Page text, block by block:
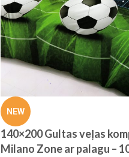
NEW
140×200 Gultas veļas
Milano Zone ar palagu –